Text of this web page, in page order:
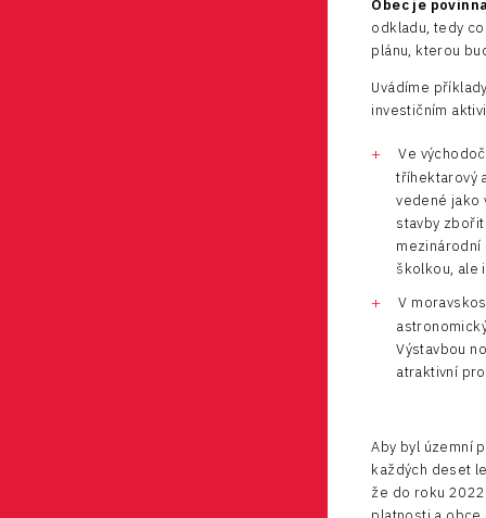
Obec je
odkladu, tedy
plánu, kterou
Uvádíme
investičním
Ve
tříhektarový
vedené jako
stavby
mezinárodní
školkou, ale
V
Výstavbou
atraktivní
Aby byl územní
každých deset
že do roku